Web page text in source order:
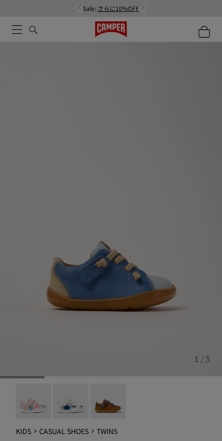
Sale: さらに10%OFF
1 / 5
KIDS CASUAL SHOES TWINS